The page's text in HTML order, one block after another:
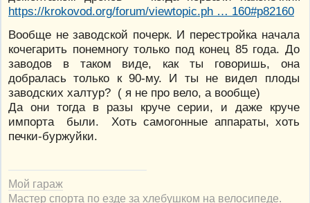
https://krokovod.org/forum/viewtopic.ph … 160#p82160
Вообще не заводской почерк. И перестройка начала
кочегарить понемногу только под конец 85 года. До
заводов в таком виде, как ты говоришь, она
добралась только к 90-му. И ты не видел плоды
заводских халтур? ( я не про вело, а вообще)
Да они тогда в разы круче серии, и даже круче
импорта были. Хоть самогонные аппараты, хоть
печки-буржуйки.
Мой гараж
Мастер спорта по езде за хлебушком на велосипеде.